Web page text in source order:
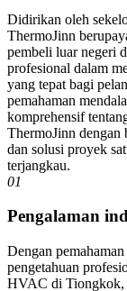
Didirikan oleh
ThermoJinn
pembeli luar negeri
profesional dalam
yang tepat bagi
pemahaman
komprehensif
ThermoJinn dengan
dan solusi proyek
terjangkau.
01
Pengalaman
Dengan
pengetahuan
HVAC di Tiongkok,